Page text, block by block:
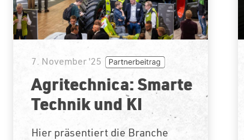
7. November '25
Agritechnica: Smarte
Technik und KI
Hier präsentiert die Branche